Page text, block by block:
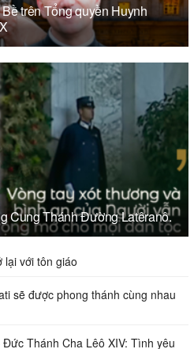
trên Tổng quyền Huynh
Cung Thánh Đường Latêranô.
lại với tôn giáo
sẽ được phong thánh cùng nhau
Thánh Cha Lêô XIV: Tình yêu